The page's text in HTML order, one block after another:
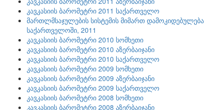
კავკასიის ბარომეტრი 2011 საქართველო
მართლმსაჯულების სისტემის მიმართ დამოკიდებულება
საქართველოში, 2011
კავკასიის ბარომეტრი 2010 სომხეთი
კავკასიის ბარომეტრი 2010 აზერბაიჯანი
კავკასიის ბარომეტრი 2010 საქართველო
კავკასიის ბარომეტრი 2009 სომხეთი
კავკასიის ბარომეტრი 2009 აზერბაიჯანი
კავკასიის ბარომეტრი 2009 საქართველო
კავკასიის ბარომეტრი 2008 სომხეთი
კავკასიის ბარომეტრი 2008 აზერბაიჯანი